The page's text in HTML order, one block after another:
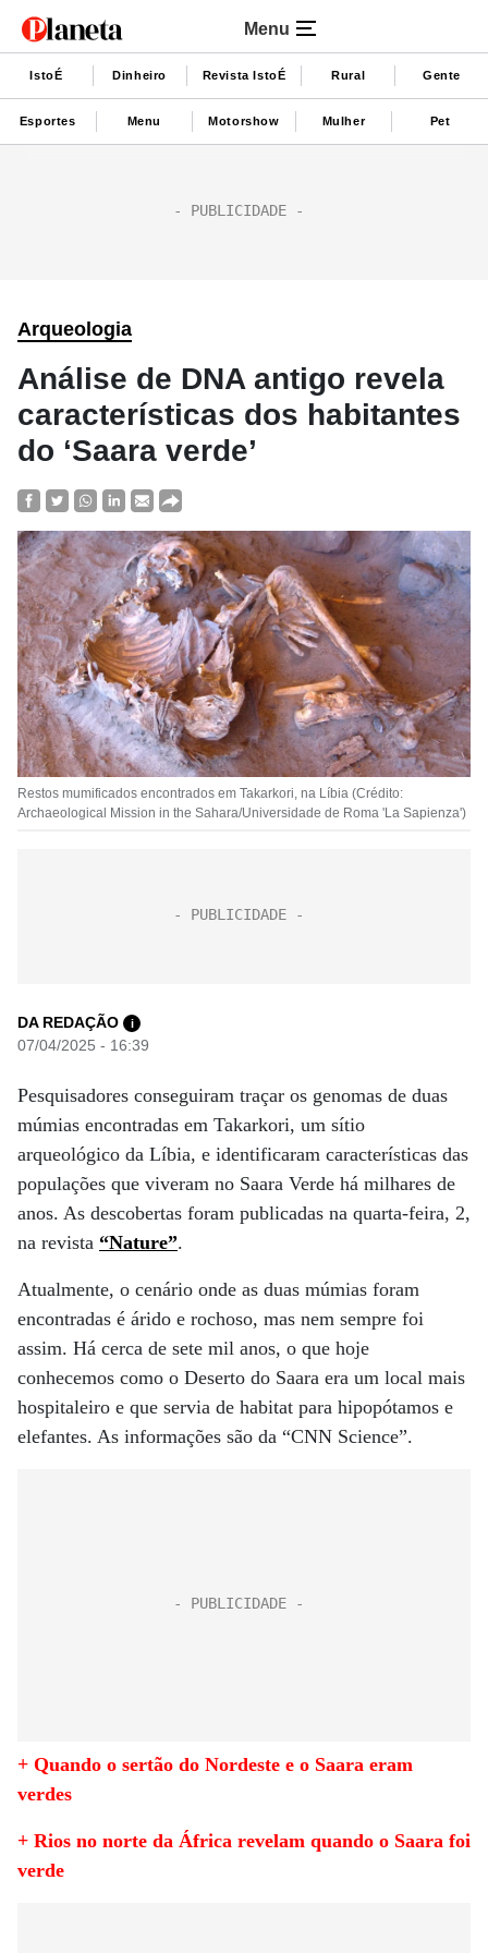
Menu
IstoÉ Dinheiro Revista IstoÉ Rural Gente
Esportes Menu Motorshow Mulher Pet
Arqueologia
Análise de DNA antigo revela
características dos habitantes
do ‘Saara verde’
Restos mumificados encontrados em Takarkori, na Líbia (Crédito:
Archaeological Mission in the Sahara/Universidade de Roma 'La Sapienza')
DA REDAÇÃO i
07/04/2025 - 16:39
Pesquisadores conseguiram traçar os genomas de duas
múmias encontradas em Takarkori, um sítio
arqueológico da Líbia, e identificaram características das
populações que viveram no Saara Verde há milhares de
anos. As descobertas foram publicadas na quarta-feira, 2,
na revista “Nature”.
Atualmente, o cenário onde as duas múmias foram
encontradas é árido e rochoso, mas nem sempre foi
assim. Há cerca de sete mil anos, o que hoje
conhecemos como o Deserto do Saara era um local mais
hospitaleiro e que servia de habitat para hipopótamos e
elefantes. As informações são da “CNN Science”.
+ Quando o sertão do Nordeste e o Saara eram
verdes
+ Rios no norte da África revelam quando o Saara foi
verde